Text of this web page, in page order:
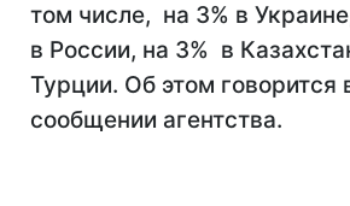
том числе, на 3% в
в России, на 3% в
Турции. Об этом говорится
сообщении агентства.